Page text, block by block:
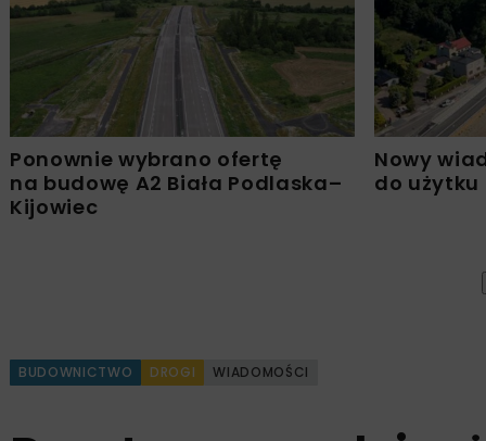
Ponownie wybrano ofertę
na budowę A2 Biała Podlaska–
Kijowiec
Nowy
do użytku
BUDOWNICTWO DROGI WIADOMOŚCI